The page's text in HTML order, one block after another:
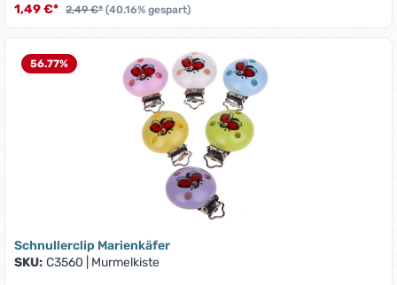
1,49 €* 2,49 €* (40.16% gespart)
56.77%
Schnullerclip Marienkäfer
SKU: C3560 Murmelkiste